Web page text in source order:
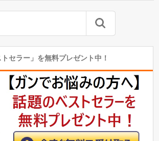
トセラー」を無料プレゼント中！